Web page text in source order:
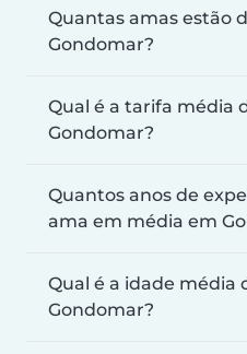
Quantas amas estão
Gondomar?
Qual é a tarifa média
Gondomar?
Quantos anos de
ama em média em
Qual é a idade média
Gondomar?